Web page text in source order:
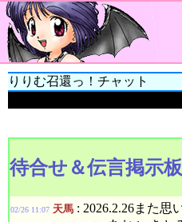
りりむ召還っ！チャット
待合せ＆伝言掲示板